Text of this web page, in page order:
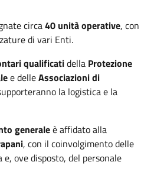
circa40 unità operative, con
di vari Enti.
qualificatidella Protezione
e delleAssociazioni di
la logistica e la
generaleè affidato alla
, con il coinvolgimento delle
e, ove disposto, del personale